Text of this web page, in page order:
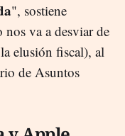
", sostiene
va a desviar de
elusión fiscal), al
de Asuntos